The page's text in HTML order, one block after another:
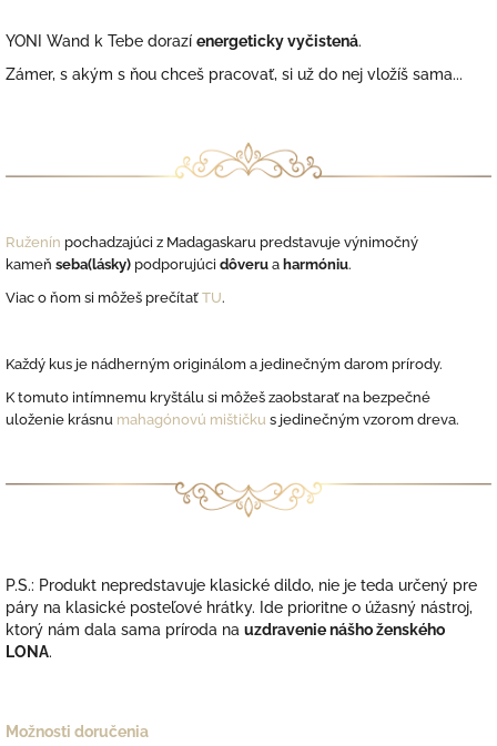
YONI Wand k Tebe dorazí energeticky vyčistená.
Zámer, s akým s ňou chceš pracovať, si už do nej vložíš sama...
Ruženín pochadzajúci z Madagaskaru predstavuje výnimočný
kameň seba(lásky) podporujúci dôveruaharmóniu.
Viac o ňom si môžeš prečítaťTU.
Každý kus je nádherným originálom a jedinečným darom prírody.
K tomuto intímnemu kryštálu si môžeš zaobstarať na bezpečné
uloženie krásnu mahagónovú mištičku s jedinečným vzorom dreva.
P.S.: Produkt nepredstavuje klasické dildo, nie je teda určený pre
páry na klasické posteľové hrátky. Ide prioritne o úžasný nástroj,
ktorý nám dala sama príroda na uzdravenie nášho ženského
LONA.
Možnosti doručenia